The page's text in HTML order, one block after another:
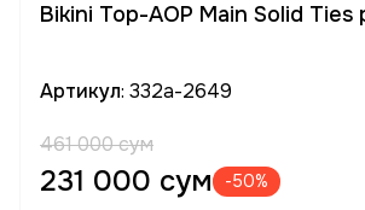
Bikini Top-AOP Main Solid Ties
Артикул: 332a-2649
461 000 сум
231 000 сум -50%